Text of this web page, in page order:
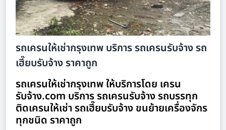
รถเครนให้เช่ากรุงเทพ บริการ รถเครนรับจ้าง รถ
เฮี๊ยบรับจ้าง ราคาถูก
รถเครนให้เช่ากรุงเทพ ให้บริการโดย เครน
รับจ้าง.com บริการ รถเครนรับจ้าง รถบรรทุก
ติดเครนให้เช่า รถเฮี๊ยบรับจ้าง ขนย้ายเครื่องจักร
ทุกชนิด ราคาถูก